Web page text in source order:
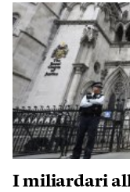
I miliardari